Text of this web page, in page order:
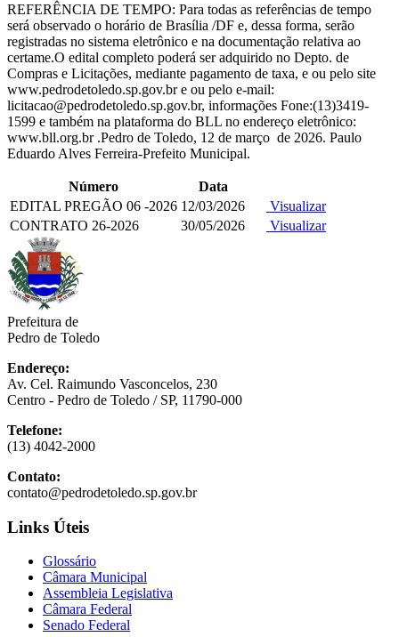
REFERÊNCIA DE TEMPO: Para todas as referências de tempo
será observado o horário de Brasília /DF e, dessa forma, serão
registradas no sistema eletrônico e na documentação relativa ao
certame.O edital completo poderá ser adquirido no Depto. de
Compras e Licitações, mediante pagamento de taxa, e ou pelo site
www.pedrodetoledo.sp.gov.br e ou pelo e-mail:
licitacao@pedrodetoledo.sp.gov.br, informações Fone:(13)3419-
1599 e também na plataforma do BLL no endereço eletrônico:
www.bll.org.br .Pedro de Toledo, 12 de março de 2026. Paulo
Eduardo Alves Ferreira-Prefeito Municipal.
Número
Data
EDITAL PREGÃO 06 -2026 12/03/2026
Visualizar
CONTRATO 26-2026
30/05/2026 Visualizar
Prefeitura de
Pedro de Toledo
Endereço:
Av. Cel. Raimundo Vasconcelos, 230
Centro - Pedro de Toledo / SP, 11790-000
Telefone:
(13) 4042-2000
Contato:
contato@pedrodetoledo.sp.gov.br
Links Úteis
Glossário
Câmara Municipal
Assembleia Legislativa
Câmara Federal
Senado Federal